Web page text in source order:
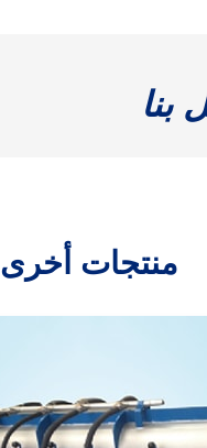
بنا
منتجات أخرى